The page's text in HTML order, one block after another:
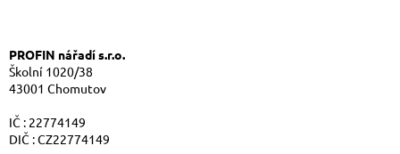
PROFIN nářadí s.r.o.
Školní 1020/38
43001 Chomutov
IČ : 22774149
DIČ : CZ22774149